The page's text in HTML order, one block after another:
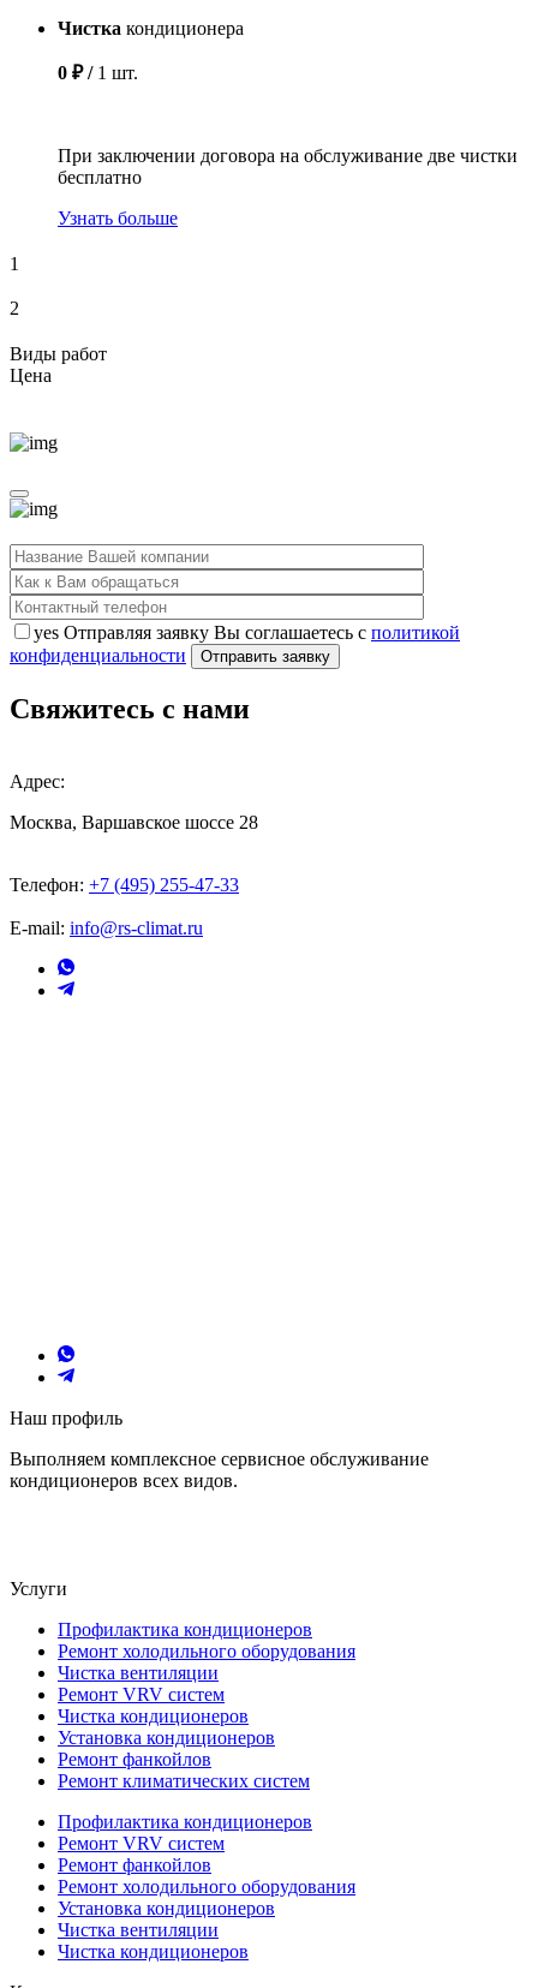
Чистка кондиционера
0 ₽ /1 шт.
При заключении договора на обслуживание две чистки
бесплатно
Узнать больше
1
2
Виды работ
Цена
yes Отправляя заявку Вы соглашаетесь с политикой
конфиденциальности
Свяжитесь с нами
Адрес:
Москва, Варшавское шоссе 28
Телефон: +7 (495) 255-47-33
E-mail: info@rs-climat.ru
Наш профиль
Выполняем комплексное сервисное обслуживание
кондиционеров всех видов.
Услуги
Профилактика кондиционеров
Ремонт холодильного оборудования
Чистка вентиляции
Ремонт VRV систем
Чистка кондиционеров
Установка кондиционеров
Ремонт фанкойлов
Ремонт климатических систем
Профилактика кондиционеров
Ремонт VRV систем
Ремонт фанкойлов
Ремонт холодильного оборудования
Установка кондиционеров
Чистка вентиляции
Чистка кондиционеров